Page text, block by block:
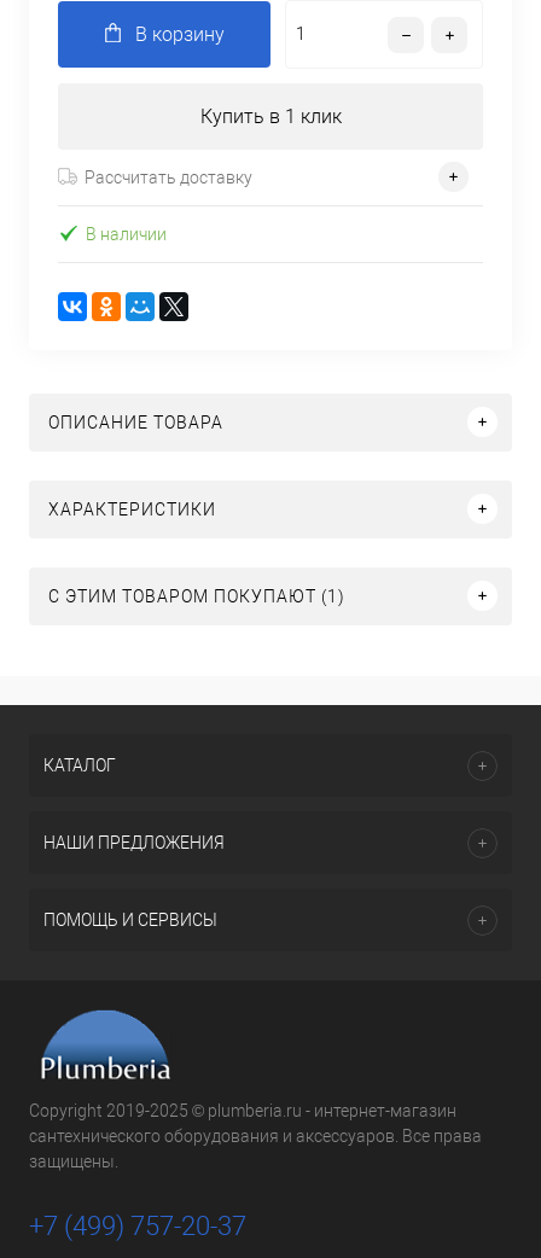
В корзину
Купить в 1 клик
Рассчитать доставку
В наличии
ОПИСАНИЕ ТОВАРА
ХАРАКТЕРИСТИКИ
С ЭТИМ ТОВАРОМ ПОКУПАЮТ (1)
КАТАЛОГ
НАШИ ПРЕДЛОЖЕНИЯ
ПОМОЩЬ И СЕРВИСЫ
Copyright 2019-2025 © plumberia.ru - интернет-магазин
сантехнического оборудования и аксессуаров. Все права
защищены.
+7 (499) 757-20-37